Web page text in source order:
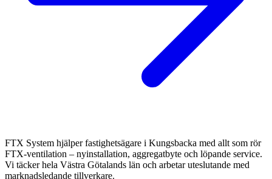
FTX System hjälper fastighetsägare i Kungsbacka med allt som rör
FTX-ventilation – nyinstallation, aggregatbyte och löpande service.
Vi täcker hela Västra Götalands län och arbetar uteslutande med
marknadsledande tillverkare.